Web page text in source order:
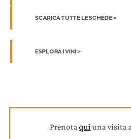
SCARICA TUTTE LE SCHEDE >
ESPLORA I VINI >
Prenota qui una visita